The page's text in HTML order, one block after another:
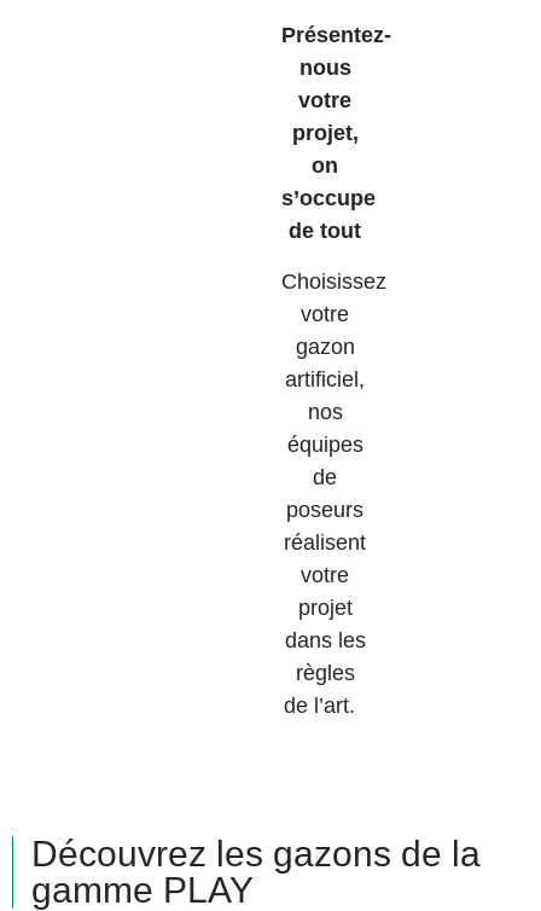
Présentez-
nous
votre
projet,
on
s’occupe
de tout
Choisissez
votre
gazon
artificiel,
nos
équipes
de
poseurs
réalisent
votre
projet
dans les
règles
de l’art.
Découvrez les gazons de la
gamme PLAY